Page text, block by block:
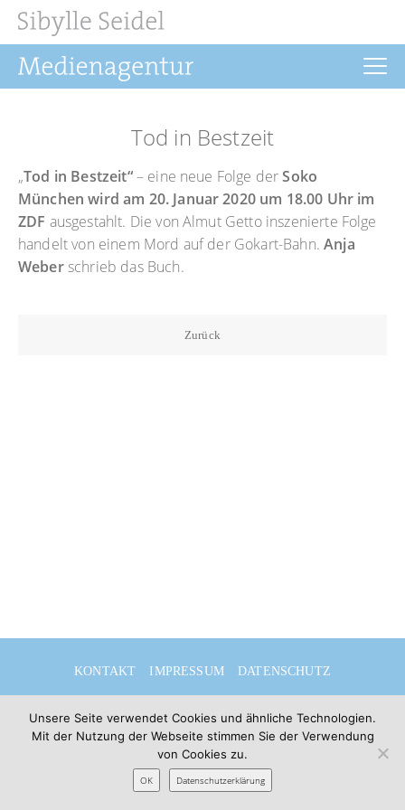
Aktuelles
Drehbuch
Regie
Filmrechte
Über uns
Tod in Bestzeit
„Tod in Bestzeit“– eine neue Folge derSoko
München wird am 20. Januar 2020 um 18.00 Uhr im
ZDF ausgestahlt. Die von Almut Getto inszenierte Folge
handelt von einem Mord auf der Gokart-Bahn.Anja
Weberschrieb das Buch.
Zurück
© 2026 Sibylle Seidel
KONTAKT IMPRESSUM DATENSCHUTZ
DEUTSCH ENGLISH
Unsere Seite verwendet Cookies und ähnliche Technologien.
Mit der Nutzung der Webseite stimmen Sie der Verwendung
von Cookies zu.
OK Datenschutzerklärung